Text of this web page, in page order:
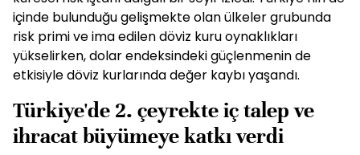
içinde bulunduğu gelişmekte olan ülkeler grubunda
risk primi ve ima edilen döviz kuru oynaklıkları
yükselirken, dolar endeksindeki güçlenmenin de
etkisiyle döviz kurlarında değer kaybı yaşandı.
Türkiye'de 2. çeyrekte iç talep ve
ihracat büyümeye katkı verdi